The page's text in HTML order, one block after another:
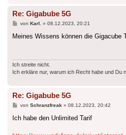
Re: Gigabube 5G
Beitrag
von Karl. » 08.12.2023, 20:21
Meines Wissens können die Gigacube
Ich streite nicht.
Ich erkläre nur, warum ich Recht habe und Du
Re: Gigabube 5G
Beitrag
von Schranzfreak » 08.12.2023, 20:42
Ich habe den Unlimited Tarif